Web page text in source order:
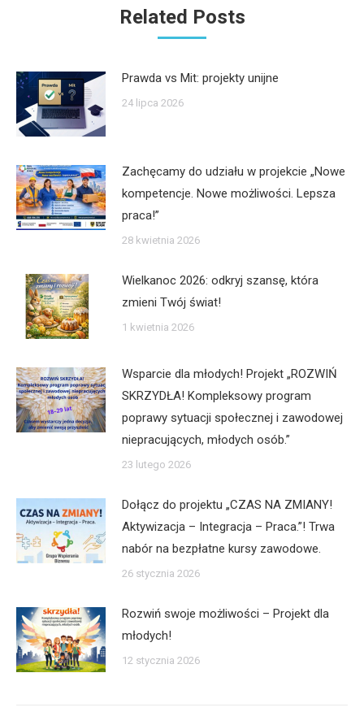
Related Posts
Prawda vs Mit: projekty unijne
24 lipca 2026
Zachęcamy do udziału w projekcie „Nowe
kompetencje. Nowe możliwości. Lepsza
praca!”
28 kwietnia 2026
Wielkanoc 2026: odkryj szansę, która
zmieni Twój świat!
1 kwietnia 2026
Wsparcie dla młodych! Projekt „ROZWIŃ
SKRZYDŁA! Kompleksowy program
poprawy sytuacji społecznej i zawodowej
niepracujących, młodych osób.”
23 lutego 2026
Dołącz do projektu „CZAS NA ZMIANY!
Aktywizacja – Integracja – Praca.”! Trwa
nabór na bezpłatne kursy zawodowe.
26 stycznia 2026
Rozwiń swoje możliwości – Projekt dla
młodych!
12 stycznia 2026